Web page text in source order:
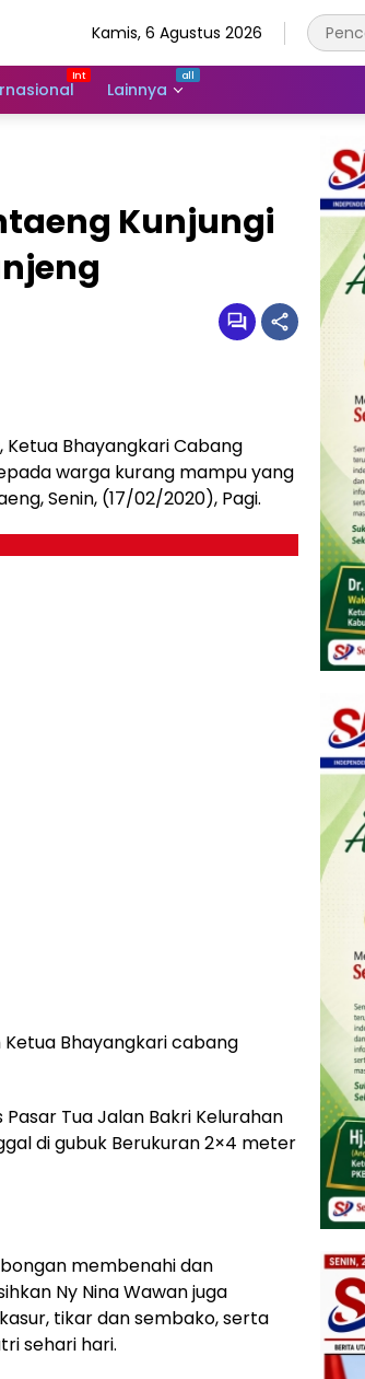
Kamis, 6 Agustus 2026
Lainnya
Kunjungi
Bhayangkari Cabang
warga kurang mampu yang
Senin, (17/02/2020), Pagi.
Bhayangkari cabang
Tua Jalan Bakri Kelurahan
di gubuk Berukuran 2×4 meter
membenahi dan
Ny Nina Wawan juga
tikar dan sembako, serta
sehari hari.